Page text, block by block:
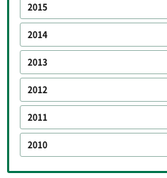
2015
2014
2013
2012
2011
2010